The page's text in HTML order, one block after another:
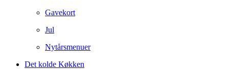
Gavekort
Jul
Nytårsmenuer
Det kolde Køkken